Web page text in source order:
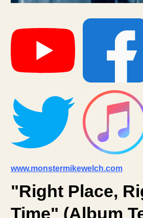
www.monstermikewelch.com
"Right Place,
Time" (Album